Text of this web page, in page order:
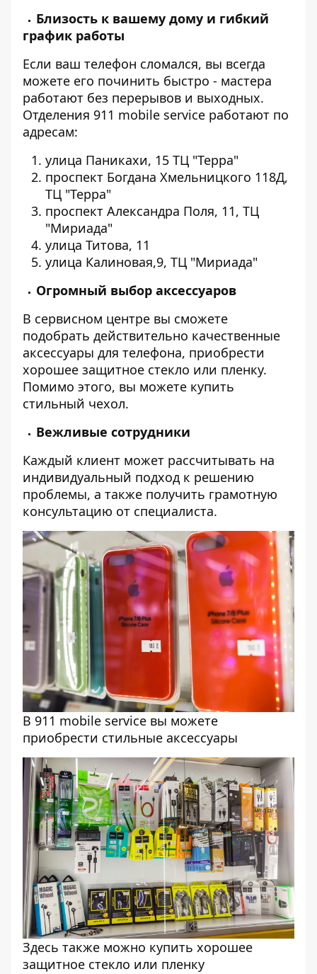
Близость к вашему дому и гибкий
график работы
Если ваш телефон сломался, вы всегда
можете его починить быстро - мастера
работают без перерывов и выходных.
Отделения 911 mobile service работают по
адресам:
улица Паникахи, 15 ТЦ "Терра"
проспект Богдана Хмельницкого 118Д,
ТЦ "Терра"
проспект Александра Поля, 11, ТЦ
"Мириада"
улица Титова, 11
улица Калиновая,9, ТЦ "Мириада"
Огромный выбор аксессуаров
В сервисном центре вы сможете
подобрать действительно качественные
аксессуары для телефона, приобрести
хорошее защитное стекло или пленку.
Помимо этого, вы можете купить
стильный чехол.
Вежливые сотрудники
Каждый клиент может рассчитывать на
индивидуальный подход к решению
проблемы, а также получить грамотную
консультацию от специалиста.
В 911 mobile service вы можете
приобрести стильные аксессуары
Здесь также можно купить хорошее
защитное стекло или пленку